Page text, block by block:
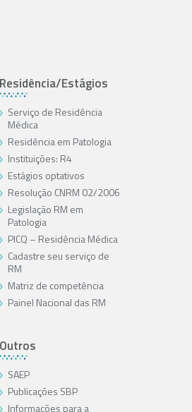
Residência/Estágios
Serviço de Residência
Médica
Residência em Patologia
Instituições: R4
Estágios optativos
Resolução CNRM 02/2006
Legislação RM em
Patologia
PICQ – Residência Médica
Cadastre seu serviço de
RM
Matriz de competência
Painel Nacional das RM
Outros
SAEP
Publicações SBP
Informações para a